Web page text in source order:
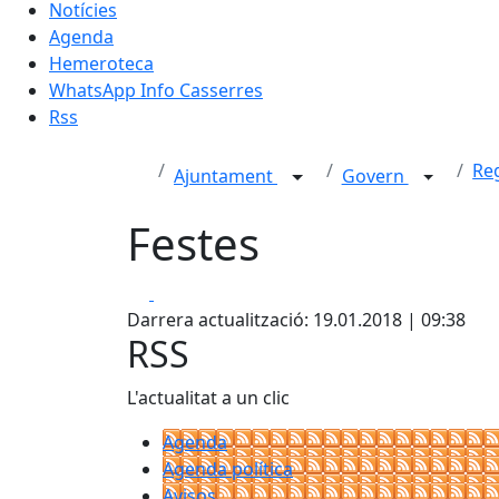
Notícies
Agenda
Hemeroteca
WhatsApp Info Casserres
Rss
Ajuntament Govern
Festes
Darrera actualització: 19.01.2018 | 09:38
RSS
L'actualitat a un clic
Agenda
Agenda política